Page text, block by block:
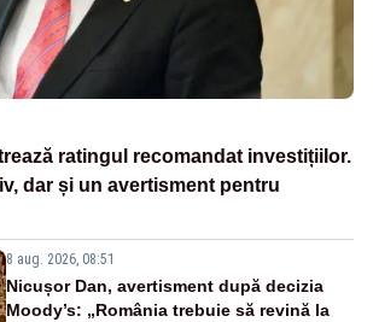
ratingul recomandat investițiilor.
dar și un avertisment pentru
8 aug. 2026, 08:51
Nicușor Dan, avertisment după decizia
Moody’s: „România trebuie să revină la